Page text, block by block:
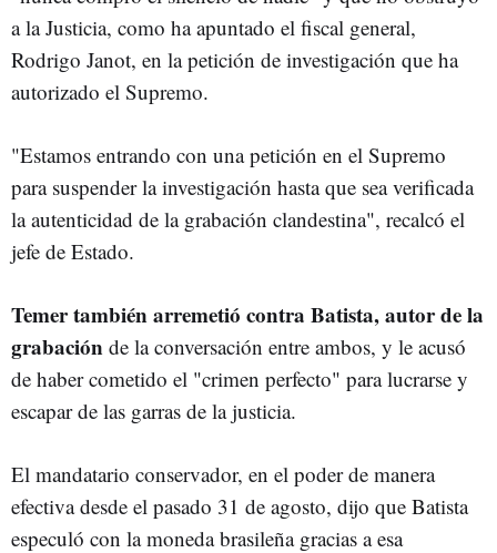
a la Justicia, como ha apuntado el fiscal general,
Rodrigo Janot, en la petición de investigación que ha
autorizado el Supremo.
"Estamos entrando con una petición en el Supremo
para suspender la investigación hasta que sea verificada
la autenticidad de la grabación clandestina", recalcó el
jefe de Estado.
Temer también arremetió contra Batista, autor de la
grabación de la conversación entre ambos, y le acusó
de haber cometido el "crimen perfecto" para lucrarse y
escapar de las garras de la justicia.
El mandatario conservador, en el poder de manera
efectiva desde el pasado 31 de agosto, dijo que Batista
especuló con la moneda brasileña gracias a esa